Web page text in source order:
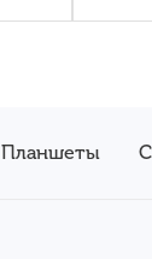
Планшеты